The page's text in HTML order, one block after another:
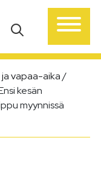
vapaa-aika/
kesän
myynnissä